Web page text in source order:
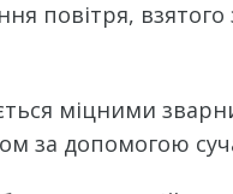
повітря,
міцними
за допомогою